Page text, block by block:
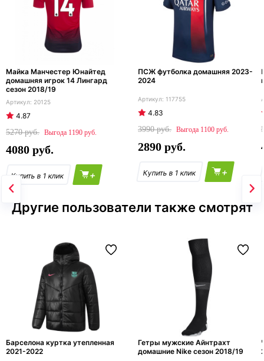
Майка Манчестер Юнайтед
домашняя игрок 14 Лингард
сезон 2018/19
20125
4.87
5270
1190
4080
+
ПСЖ футболка домашняя 2023-
2024
117755
4.83
3990
1100
2890
+
Другие пользователи также смотрят
Барселона куртка утепленная
2021-2022
Гетры мужские Айнтрахт
домашние Nike сезон 2018/19